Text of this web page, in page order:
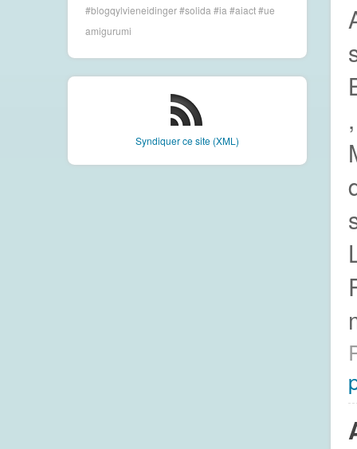
#blogqylvieneidinger #solida #ia #aiact #ue
amigurumi
Syndiquer ce site (XML)